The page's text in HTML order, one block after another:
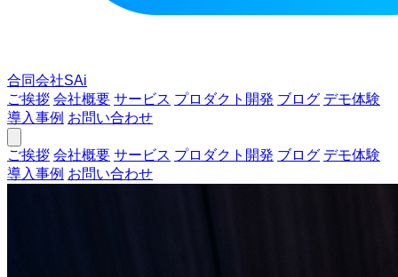
合同会社SAi
ご挨拶 会社概要 サービス プロダクト開発 ブログ デモ体験
導入事例 お問い合わせ
ご挨拶 会社概要 サービス プロダクト開発 ブログ デモ体験
導入事例 お問い合わせ